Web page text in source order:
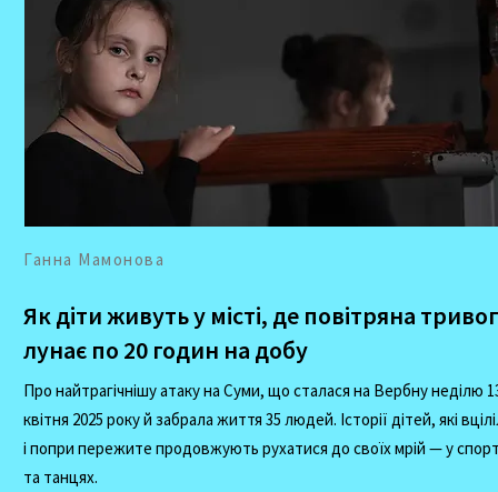
Ганна Мамонова
Як діти живуть у місті, де повітряна
лунає по 20 годин на добу
Про найтрагічнішу атаку на Суми, що сталася на Вербну неділю
квітня 2025 року й забрала життя 35 людей. Історії дітей, які
і попри пережите продовжують рухатися до своїх мрій — у
та танцях.